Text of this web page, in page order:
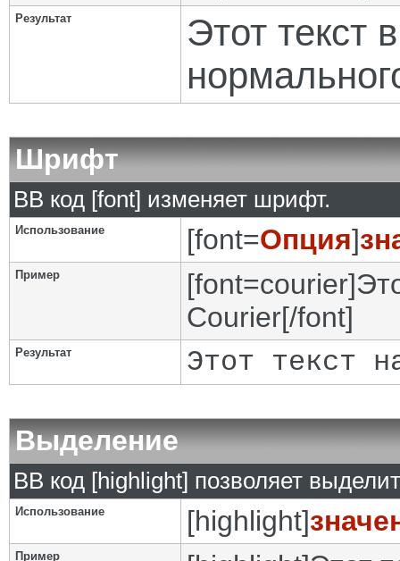
Результат
Этот текст
Шрифт
BB код [font] изменяет шрифт.
Использование [font=Опция]
Пример
Courier[/font]
Результат Этот текст
Выделение
BB код [highlight] позволяет
Использование [highlight]
Пример